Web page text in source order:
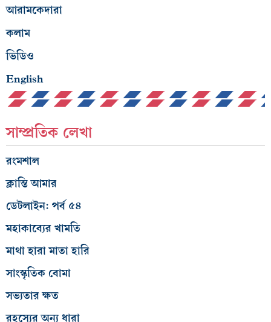
আরামকেদারা
কলাম
ভিডিও
English
সাম্প্রতিক লেখা
রংমশাল
ক্লান্তি আমার
ডেটলাইন: পর্ব ৫৪
মহাকাব্যের খামতি
মাথা হারা মাতা হারি
সাংস্কৃতিক বোমা
সভ্যতার ক্ষত
রহস্যের অন্য ধারা